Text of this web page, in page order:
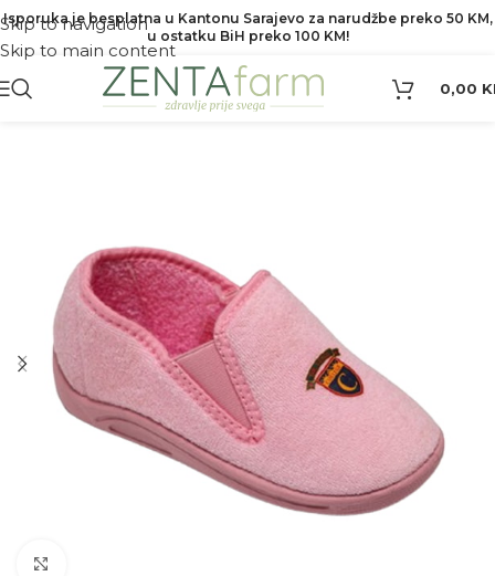
Skip to navigation
Skip to main content
Isporuka je besplatna u Kantonu Sarajevo za narudžbe preko 50 KM,
u ostatku BiH preko 100 KM!
0,00